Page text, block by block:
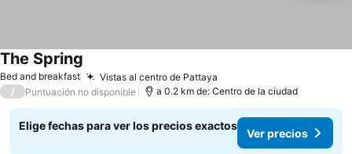
Bed and breakfast Vistas al centro de Pattaya
The Spring
/ Puntuación no disponible a 0.2 km de: Centro de la ciudad
Elige fechas para ver los precios exactos
Ver precios